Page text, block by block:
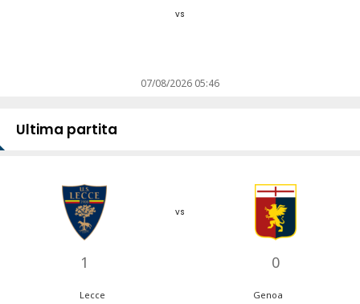
vs
07/08/2026 05:46
Ultima partita
1
vs
0
Lecce Genoa